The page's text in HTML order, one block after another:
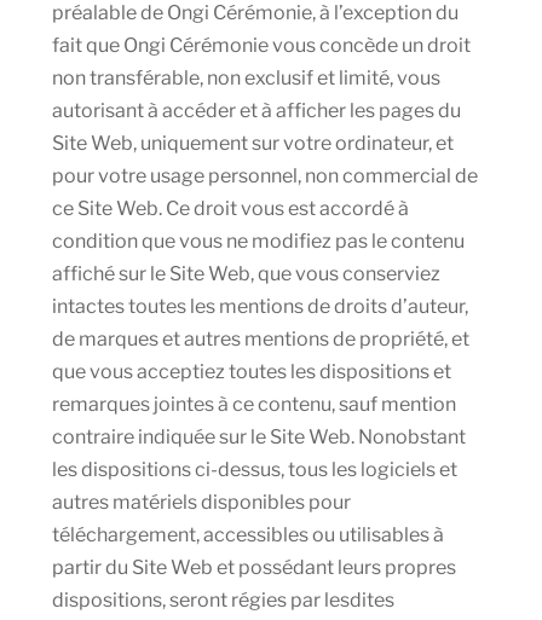
préalable de Ongi Cérémonie, à l’exception du
fait que Ongi Cérémonie vous concède un droit
non transférable, non exclusif et limité, vous
autorisant à accéder et à afficher les pages du
Site Web, uniquement sur votre ordinateur, et
pour votre usage personnel, non commercial de
ce Site Web. Ce droit vous est accordé à
condition que vous ne modifiez pas le contenu
affiché sur le Site Web, que vous conserviez
intactes toutes les mentions de droits d’auteur,
de marques et autres mentions de propriété, et
que vous acceptiez toutes les dispositions et
remarques jointes à ce contenu, sauf mention
contraire indiquée sur le Site Web. Nonobstant
les dispositions ci-dessus, tous les logiciels et
autres matériels disponibles pour
téléchargement, accessibles ou utilisables à
partir du Site Web et possédant leurs propres
dispositions, seront régies par lesdites